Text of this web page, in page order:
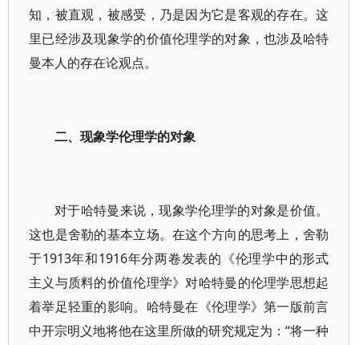
知，被直观，被感受，乃是因为它是客观的存在。这
里已经涉及现象学的价值伦理学的对象，也涉及哈特
曼本人的存在论观点。
二、现象学伦理学的对象
对于哈特曼来说，现象学伦理学的对象是价值。
这也是舍勒的基本立场。在这个方向的思考上，舍勒
于1913年和1916年分两卷发表的《伦理学中的形式
主义与质料的价值伦理学》对哈特曼的伦理学思想起
着举足轻重的影响。哈特曼在《伦理学》第一版前言
中开宗明义地将他在这里所做的研究规定为：“将一种